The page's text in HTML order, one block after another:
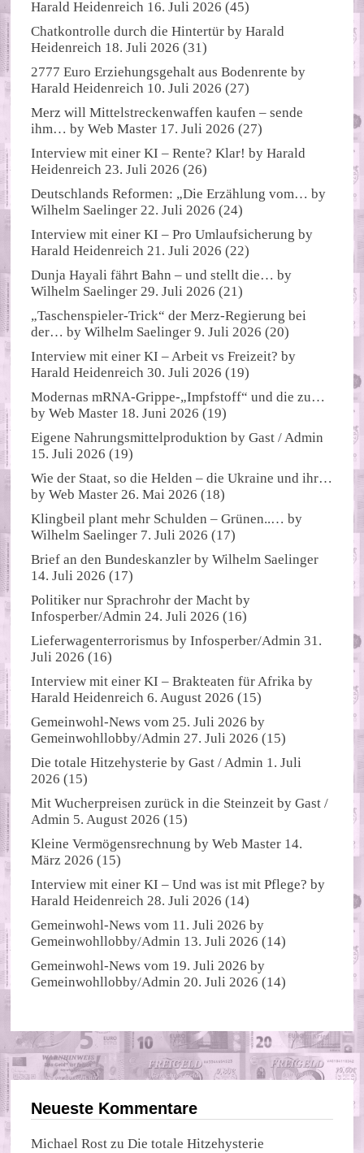
Harald Heidenreich 16. Juli 2026 (45)
Chatkontrolle durch die Hintertür byHarald
Heidenreich 18. Juli 2026 (31)
2777 Euro Erziehungsgehalt aus Bodenrente by
Harald Heidenreich 10. Juli 2026 (27)
Merz will Mittelstreckenwaffen kaufen – sende
ihm… byWeb Master 17. Juli 2026 (27)
Interview mit einer KI – Rente? Klar! byHarald
Heidenreich 23. Juli 2026 (26)
Deutschlands Reformen: „Die Erzählung vom… by
Wilhelm Saelinger 22. Juli 2026 (24)
Interview mit einer KI – Pro Umlaufsicherung by
Harald Heidenreich 21. Juli 2026 (22)
Dunja Hayali fährt Bahn – und stellt die… by
Wilhelm Saelinger 29. Juli 2026 (21)
„Taschenspieler-Trick“ der Merz-Regierung bei
der… byWilhelm Saelinger 9. Juli 2026 (20)
Interview mit einer KI – Arbeit vs Freizeit? by
Harald Heidenreich 30. Juli 2026 (19)
Modernas mRNA-Grippe-„Impfstoff“ und die zu…
byWeb Master 18. Juni 2026 (19)
Eigene Nahrungsmittelproduktion byGast / Admin
15. Juli 2026 (19)
Wie der Staat, so die Helden – die Ukraine und ihr…
byWeb Master 26. Mai 2026 (18)
Klingbeil plant mehr Schulden – Grünen..… by
Wilhelm Saelinger 7. Juli 2026 (17)
Brief an den Bundeskanzler byWilhelm Saelinger
14. Juli 2026 (17)
Politiker nur Sprachrohr der Macht by
Infosperber/Admin 24. Juli 2026 (16)
Lieferwagenterrorismus byInfosperber/Admin 31.
Juli 2026 (16)
Interview mit einer KI – Brakteaten für Afrika by
Harald Heidenreich 6. August 2026 (15)
Gemeinwohl-News vom 25. Juli 2026 by
Gemeinwohllobby/Admin 27. Juli 2026 (15)
Die totale Hitzehysterie byGast / Admin 1. Juli
2026 (15)
Mit Wucherpreisen zurück in die Steinzeit byGast /
Admin 5. August 2026 (15)
Kleine Vermögensrechnung byWeb Master 14.
März 2026 (15)
Interview mit einer KI – Und was ist mit Pflege? by
Harald Heidenreich 28. Juli 2026 (14)
Gemeinwohl-News vom 11. Juli 2026 by
Gemeinwohllobby/Admin 13. Juli 2026 (14)
Gemeinwohl-News vom 19. Juli 2026 by
Gemeinwohllobby/Admin 20. Juli 2026 (14)
Neueste Kommentare
Michael Rost zuDie totale Hitzehysterie